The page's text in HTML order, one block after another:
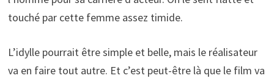
touché par cette femme assez timide.
L’idylle pourrait être simple et belle, mais le réalisateur
va en faire tout autre. Et c’est peut-être là que le film va